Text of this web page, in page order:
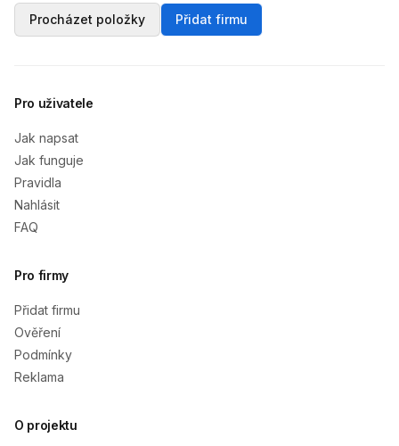
Procházet položky
Přidat firmu
Pro uživatele
Jak napsat
Jak funguje
Pravidla
Nahlásit
FAQ
Pro firmy
Přidat firmu
Ověření
Podmínky
Reklama
O projektu